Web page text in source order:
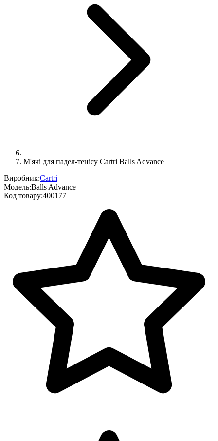
М'ячі для падел-тенісу Cartri Balls Advance
Виробник:Cartri
Модель:Balls Advance
Код товару:400177